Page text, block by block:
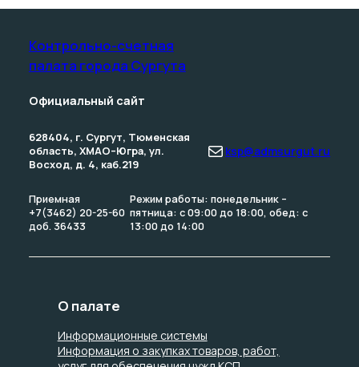
Контрольно-счетная
палата­ города Сургута
Официальный сайт
628404, г. Сургут, Тюменская
область, ХМАО–Югра, ул.
Восход, д. 4, каб.219
Почта
ksp@admsurgut.ru
Приемная
+7(3462) 20-25-60
доб. 36433
Режим работы: понедельник –
пятница: с 09:00 до 18:00, обед: с
13:00 до 14:00
О палате
Информационные системы
Информация о закупках товаров, работ,